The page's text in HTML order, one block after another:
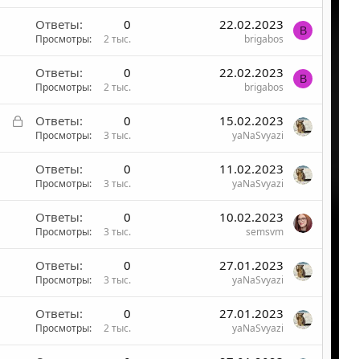
я
Ответы 0
Просмотры 2 тыс.
22.02.2023
brigabos
B
Ответы 0
Просмотры 2 тыс.
22.02.2023
brigabos
B
З
Ответы 0
Просмотры 3 тыс.
15.02.2023
yaNaSvyazi
Ответы 0
Просмотры 3 тыс.
11.02.2023
yaNaSvyazi
Ответы 0
Просмотры 3 тыс.
10.02.2023
semsvm
Ответы 0
Просмотры 3 тыс.
27.01.2023
yaNaSvyazi
Ответы 0
Просмотры 2 тыс.
27.01.2023
yaNaSvyazi